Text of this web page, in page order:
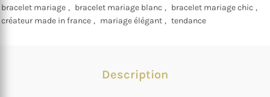
bracelet mariage , bracelet mariage blanc , bracelet mariage chic ,
créateur made in france , mariage élégant , tendance
Description